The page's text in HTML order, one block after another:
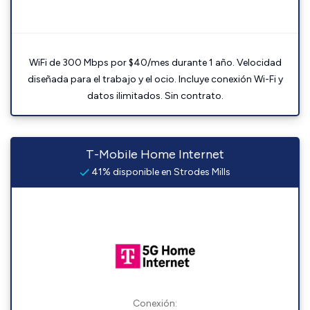
WiFi de 300 Mbps por $40/mes durante 1 año. Velocidad
diseñada para el trabajo y el ocio. Incluye conexión Wi-Fi y
datos ilimitados. Sin contrato.
T-Mobile Home Internet
41% disponible en Strodes Mills
Conexión: